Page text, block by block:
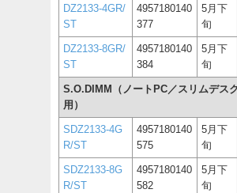
DZ2133-4GR/
ST
4957180140
377
5月下
旬
DZ2133-8GR/
ST
4957180140
384
5月下
旬
S.O.DIMM（ノートPC／スリムデス
用）
SDZ2133-4G
R/ST
4957180140
575
5月下
旬
SDZ2133-8G
R/ST
4957180140
582
5月下
旬